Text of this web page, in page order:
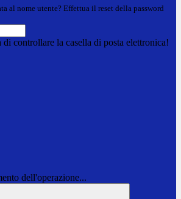
al nome utente? Effettua il reset della password
controllare la casella di posta elettronica!
dell'operazione...